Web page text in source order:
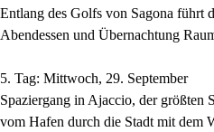
Entlang des Golfs von Sagona führt
Abendessen und Übernachtung
5. Tag: Mittwoch, 29. September
Spaziergang in Ajaccio, der größten
vom Hafen durch die Stadt mit dem